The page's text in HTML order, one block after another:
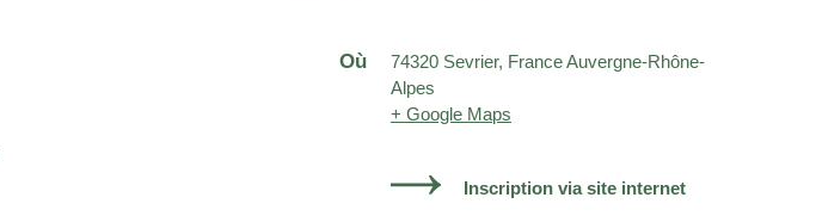
Où
74320 Sevrier, France Auvergne-Rhône-
Alpes
+ Google Maps
Inscription via site internet